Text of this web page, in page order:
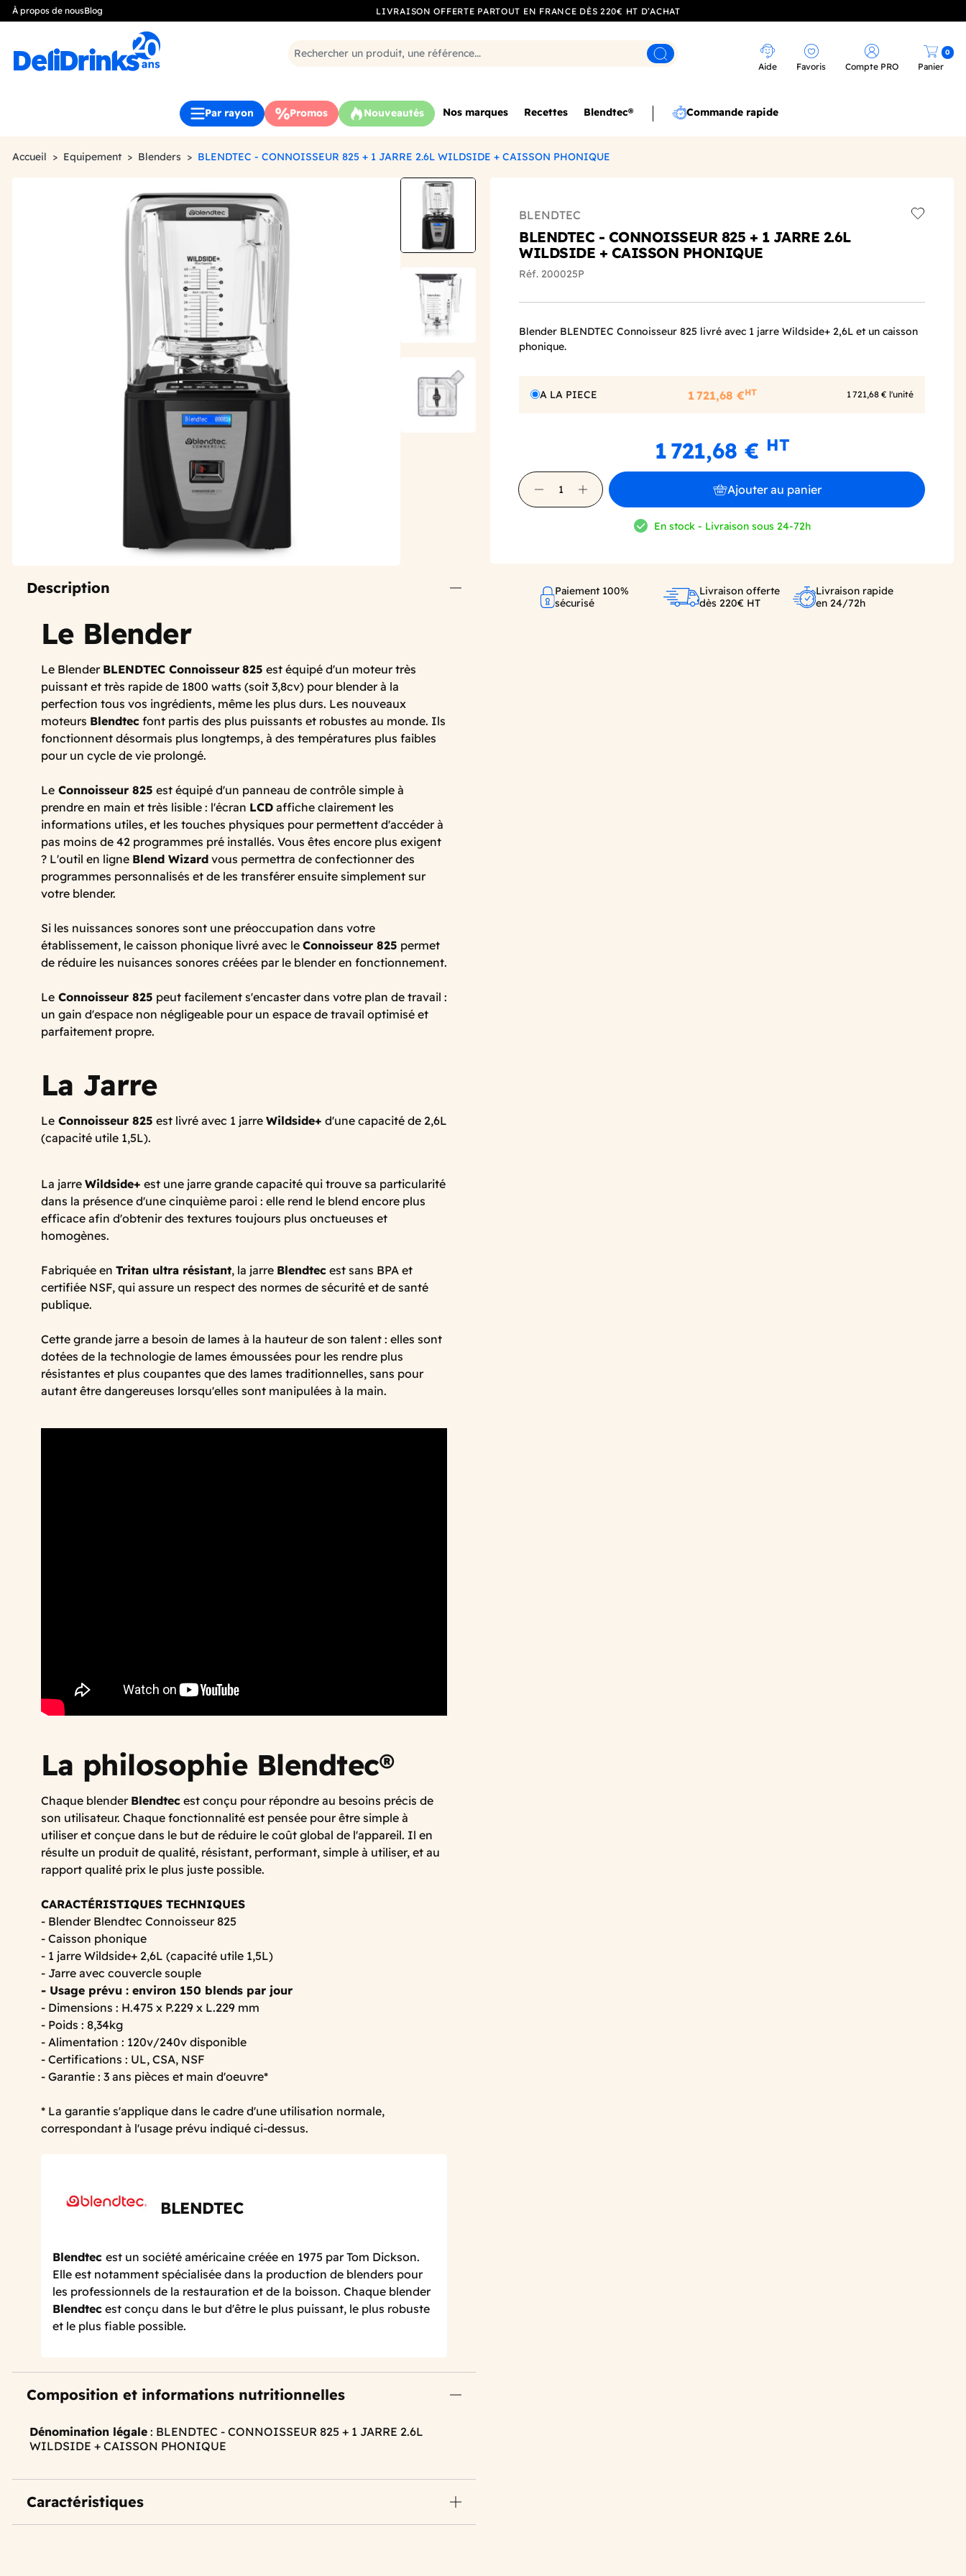
À propos de nousBlog LIVRAISON OFFERTE PARTOUT EN FRANCE DÈS 220€ HT D’ACHAT
Rechercher
Aide Favoris Compte PRO Panier
0
Par rayon Promos Nouveautés Nos marques Recettes Blendtec® Commande rapide
Accueil Equipement Blenders BLENDTEC - CONNOISSEUR 825 + 1 JARRE 2.6L WILDSIDE + CAISSON PHONIQUE
Description
Le Blender
Le Blender BLENDTEC Connoisseur 825 est équipé d'un moteur très
puissant et très rapide de 1800 watts (soit 3,8cv) pour blender à la
perfection tous vos ingrédients, même les plus durs. Les nouveaux
moteurs Blendtec font partis des plus puissants et robustes au monde. Ils
fonctionnent désormais plus longtemps, à des températures plus faibles
pour un cycle de vie prolongé.
Le Connoisseur 825 est équipé d'un panneau de contrôle simple à
prendre en main et très lisible : l'écran LCD affiche clairement les
informations utiles, et les touches physiques pour permettent d'accéder à
pas moins de 42 programmes pré installés. Vous êtes encore plus exigent
? L'outil en ligne Blend Wizard vous permettra de confectionner des
programmes personnalisés et de les transférer ensuite simplement sur
votre blender.
Si les nuissances sonores sont une préoccupation dans votre
établissement, le caisson phonique livré avec le Connoisseur 825 permet
de réduire les nuisances sonores créées par le blender en fonctionnement.
Le Connoisseur 825 peut facilement s'encaster dans votre plan de travail :
un gain d'espace non négligeable pour un espace de travail optimisé et
parfaitement propre.
La Jarre
Le Connoisseur 825 est livré avec 1 jarre Wildside+ d'une capacité de 2,6L
(capacité utile 1,5L).
La jarre Wildside+ est une jarre grande capacité qui trouve sa particularité
dans la présence d'une cinquième paroi : elle rend le blend encore plus
efficace afin d'obtenir des textures toujours plus onctueuses et
homogènes.
Fabriquée en Tritan ultra résistant, la jarre Blendtec est sans BPA et
certifiée NSF, qui assure un respect des normes de sécurité et de santé
publique.
Cette grande jarre a besoin de lames à la hauteur de son talent : elles sont
dotées de la technologie de lames émoussées pour les rendre plus
résistantes et plus coupantes que des lames traditionnelles, sans pour
autant être dangereuses lorsqu'elles sont manipulées à la main.
La philosophie Blendtec®
Chaque blender Blendtec est conçu pour répondre au besoins précis de
son utilisateur. Chaque fonctionnalité est pensée pour être simple à
utiliser et conçue dans le but de réduire le coût global de l'appareil. Il en
résulte un produit de qualité, résistant, performant, simple à utiliser, et au
rapport qualité prix le plus juste possible.
CARACTÉRISTIQUES TECHNIQUES
- Blender Blendtec Connoisseur 825
- Caisson phonique
- 1 jarre Wildside+ 2,6L (capacité utile 1,5L)
- Jarre avec couvercle souple
- Usage prévu : environ 150 blends par jour
- Dimensions : H.475 x P.229 x L.229 mm
- Poids : 8,34kg
- Alimentation : 120v/240v disponible
- Certifications : UL, CSA, NSF
- Garantie : 3 ans pièces et main d'oeuvre*
* La garantie s'applique dans le cadre d'une utilisation normale,
correspondant à l'usage prévu indiqué ci-dessus.
BLENDTEC
Blendtec est un société américaine créée en 1975 par Tom Dickson.
Elle est notamment spécialisée dans la production de blenders pour
les professionnels de la restauration et de la boisson. Chaque blender
Blendtec est conçu dans le but d'être le plus puissant, le plus robuste
et le plus fiable possible.
Composition et informations nutritionnelles
Dénomination légale : BLENDTEC - CONNOISSEUR 825 + 1 JARRE 2.6L
WILDSIDE + CAISSON PHONIQUE
Caractéristiques
BLENDTEC
BLENDTEC - CONNOISSEUR 825 + 1 JARRE 2.6L
WILDSIDE + CAISSON PHONIQUE
Réf. 200025P
Blender BLENDTEC Connoisseur 825 livré avec 1 jarre Wildside+ 2,6L et un caisson
phonique.
A LA PIECE 1 721,68 €HT 1 721,68 € l'unité
1 721,68 € HT
Ajouter au panier
En stock - Livraison sous 24-72h
Paiement 100%
sécurisé
Livraison offerte
dès 220€ HT
Livraison rapide
en 24/72h